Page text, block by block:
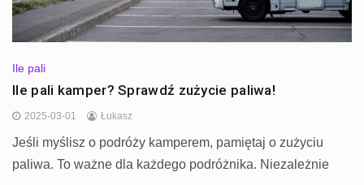
Ile pali
Ile pali kamper? Sprawdź zużycie paliwa!
2025-03-01 Łukasz
Jeśli myślisz o podróży kamperem, pamiętaj o zużyciu
paliwa. To ważne dla każdego podróżnika. Niezależnie